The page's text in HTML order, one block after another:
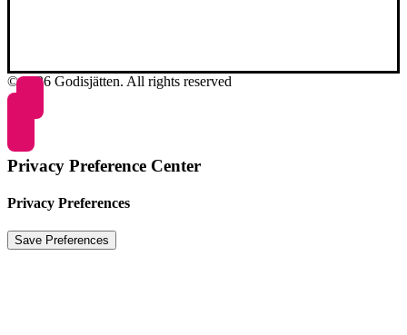
© 2026 Godisjätten. All rights reserved
Privacy Preference Center
Privacy Preferences